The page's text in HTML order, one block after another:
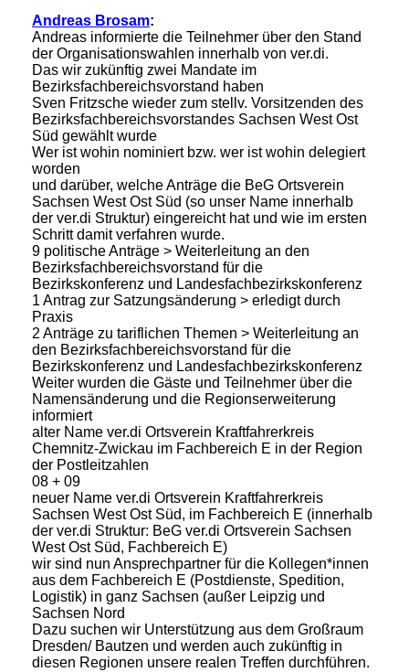
Andreas Brosam:
Andreas informierte die Teilnehmer über den Stand
der Organisationswahlen innerhalb von ver.di.
Das wir zukünftig zwei Mandate im
Bezirksfachbereichsvorstand haben
Sven Fritzsche wieder zum stellv. Vorsitzenden des
Bezirksfachbereichsvorstandes Sachsen West Ost
Süd gewählt wurde
Wer ist wohin nominiert bzw. wer ist wohin delegiert
worden
und darüber, welche Anträge die BeG Ortsverein
Sachsen West Ost Süd (so unser Name innerhalb
der ver.di Struktur) eingereicht hat und wie im ersten
Schritt damit verfahren wurde.
9 politische Anträge > Weiterleitung an den
Bezirksfachbereichsvorstand für die
Bezirkskonferenz und Landesfachbezirkskonferenz
1 Antrag zur Satzungsänderung > erledigt durch
Praxis
2 Anträge zu tariflichen Themen > Weiterleitung an
den Bezirksfachbereichsvorstand für die
Bezirkskonferenz und Landesfachbezirkskonferenz
Weiter wurden die Gäste und Teilnehmer über die
Namensänderung und die Regionserweiterung
informiert
alter Name ver.di Ortsverein Kraftfahrerkreis
Chemnitz-Zwickau im Fachbereich E in der Region
der Postleitzahlen
08 + 09
neuer Name ver.di Ortsverein Kraftfahrerkreis
Sachsen West Ost Süd, im Fachbereich E (innerhalb
der ver.di Struktur: BeG ver.di Ortsverein Sachsen
West Ost Süd, Fachbereich E)
wir sind nun Ansprechpartner für die Kollegen*innen
aus dem Fachbereich E (Postdienste, Spedition,
Logistik) in ganz Sachsen (außer Leipzig und
Sachsen Nord
Dazu suchen wir Unterstützung aus dem Großraum
Dresden/ Bautzen und werden auch zukünftig in
diesen Regionen unsere realen Treffen durchführen.